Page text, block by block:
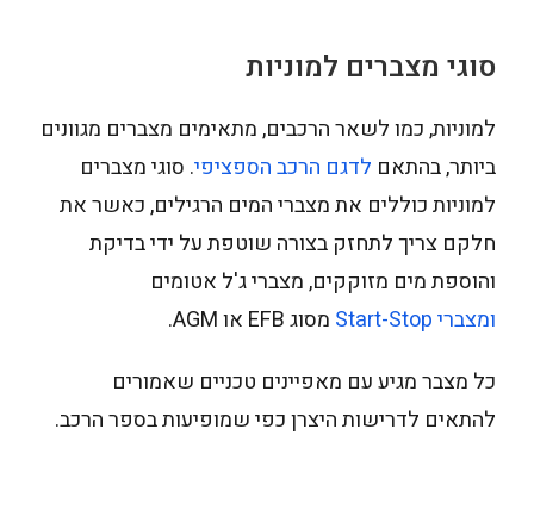
סוגי מצברים למוניות
למוניות, כמו לשאר הרכבים, מתאימים מצברים מגוונים
ביותר, בהתאם לדגם הרכב הספציפי. סוגי מצברים
למוניות כוללים את מצברי המים הרגילים, כאשר את
חלקם צריך לתחזק בצורה שוטפת על ידי בדיקת
והוספת מים מזוקקים, מצברי ג'ל אטומים
ומצברי Start-Stop
מסוג EFB או AGM.
כל מצבר מגיע עם מאפיינים טכניים שאמורים
להתאים לדרישות היצרן כפי שמופיעות בספר הרכב.